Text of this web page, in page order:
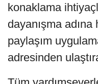
konaklama
dayanışma
paylaşım
adresinden